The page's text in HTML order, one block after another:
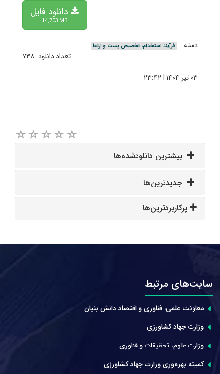
دانلود فایل
14.703 MB
دسته : فرآیند استخدام، تخصیص پست و ارتقا
تعداد دانلود :۷۳۸
۰۳ تیر ۱۴۰۴ | ۲۳:۴۲
بیشترین دانلودشده‌ها
جدیدترین‌ها
پرکاربردترین‌ها
سایت‌های مرتبط
معاونت علمی، فناوری و اقتصاد دانش بنیان
وزارت جهاد کشاورزی
وزارت علوم، تحقیقات و فناوری
کمیته بهره‌وری وزارت جهاد کشاورزی